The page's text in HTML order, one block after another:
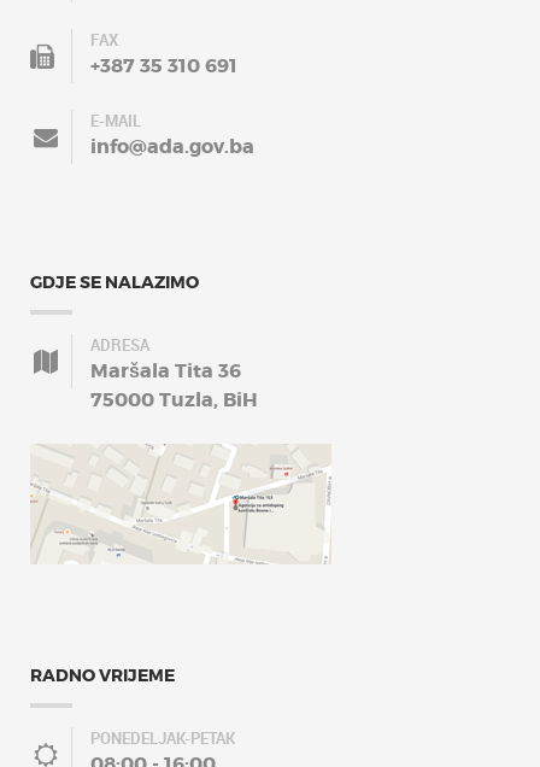
FAX
+387 35 310 691
E-MAIL
info@ada.gov.ba
GDJE SE NALAZIMO
ADRESA
Maršala Tita 36
75000 Tuzla, BiH
RADNO VRIJEME
PONEDELJAK-PETAK